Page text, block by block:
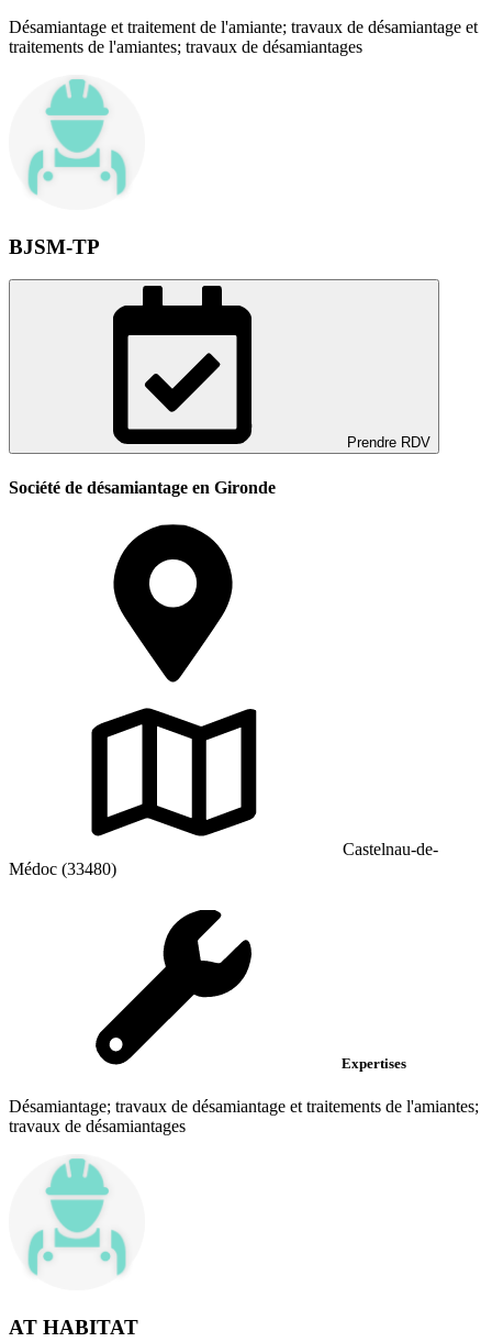
Désamiantage et traitement de l'amiante; travaux de désamiantage et
traitements de l'amiantes; travaux de désamiantages
BJSM-TP
Prendre RDV
Société de désamiantage en Gironde
Castelnau-de-
Médoc (33480)
Expertises
Désamiantage; travaux de désamiantage et traitements de l'amiantes;
travaux de désamiantages
AT HABITAT